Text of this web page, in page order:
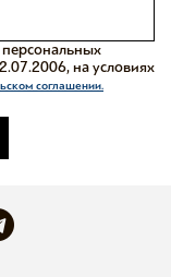
на условиях
соглашении.